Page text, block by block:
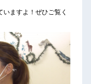
ますよ！ぜひご覧く